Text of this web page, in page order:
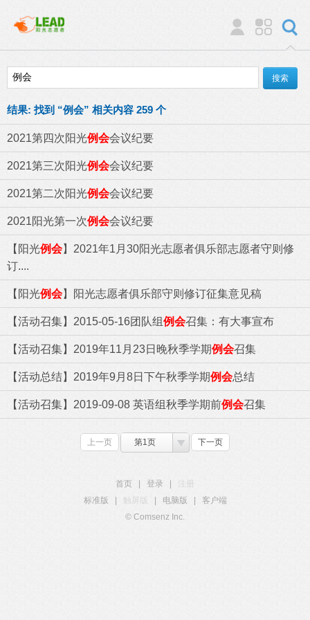
结果: 找到 “例会” 相关内容 259 个
2021第四次阳光例会会议纪要
2021第三次阳光例会会议纪要
2021第二次阳光例会会议纪要
2021阳光第一次例会会议纪要
【阳光例会】2021年1月30阳光志愿者俱乐部志愿者守则修
订....
【阳光例会】阳光志愿者俱乐部守则修订征集意见稿
【活动召集】2015-05-16团队组例会召集：有大事宣布
【活动召集】2019年11月23日晚秋季学期例会召集
【活动总结】2019年9月8日下午秋季学期例会总结
【活动召集】2019-09-08 英语组秋季学期前例会召集
上一页 第1页 下一页
首页 登录
注册
标准版
触屏版 电脑版
客户端
© Comsenz Inc.